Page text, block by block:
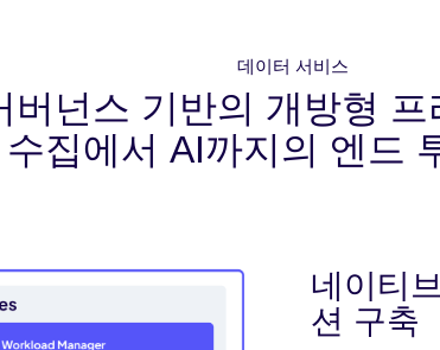
데이터 서비스
넌스 기반의 개방형
수집에서 AI까지의 엔드
네이티
션 구축